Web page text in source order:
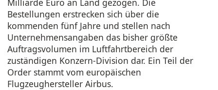
Bestellungen erstrecken sich über die
kommenden fünf Jahre und stellen nach
Unternehmensangaben das bisher größte
Auftragsvolumen im Luftfahrtbereich der
zuständigen Konzern-Division dar. Ein Teil der
Order stammt vom europäischen
Flugzeughersteller Airbus.